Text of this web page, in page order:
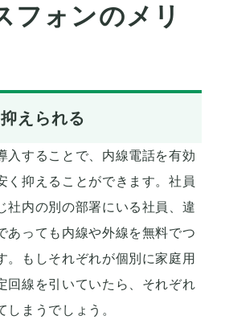
フォンのメリ
えられる
入することで、内線電話を有効
く抑えることができます。社員
社内の別の部署にいる社員、違
あっても内線や外線を無料でつ
。もしそれぞれが個別に家庭用
回線を引いていたら、それぞれ
しまうでしょう。